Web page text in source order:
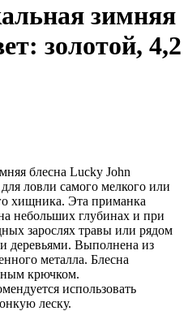
зимняя
золотой, 4,2
блесна Lucky John
ловли самого мелкого или
хищника. Эта приманка
небольших глубинах и при
зарослях травы или рядом
деревьями. Выполнена из
металла. Блесна
крючком.
использовать
леску.